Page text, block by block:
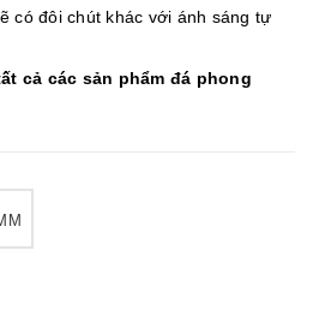
có đôi chút khác với ánh sáng tự
cả các sản phẩm đá phong